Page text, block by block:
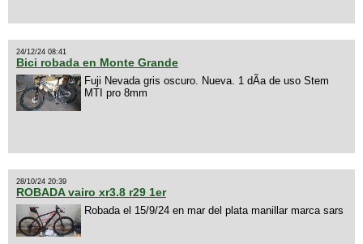
24/12/24 08:41
Bici robada en Monte Grande
Fuji Nevada gris oscuro. Nueva. 1 dÃ­a de uso Stem
MTI pro 8mm
28/10/24 20:39
ROBADA vairo xr3.8 r29 1er
Robada el 15/9/24 en mar del plata manillar marca sars